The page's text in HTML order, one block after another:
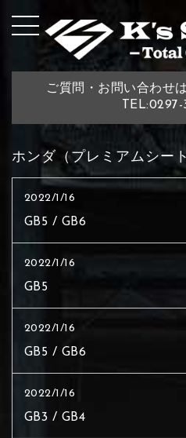
ご質問・お問い合わせ
TEL:0297-
ホンダ（プレミアムシー
2022/1/16
GB5 / GB6
2022/1/16
GB5
2022/1/16
GB5 / GB6
2022/1/16
GB3 / GB4